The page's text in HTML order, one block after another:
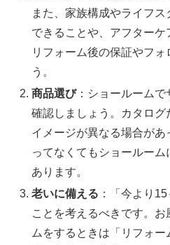
また、家族構成やライフ
できることや、アフターケ
リフォーム後の保証やフ
う 。
商品選び：ショールームで
確認しましょう。カタロ
イメージが異なる場合が
ってなくてもショールー
あります。
老いに備える ：「今より
ことを考えるべきです。
ムをするときは「リフォ